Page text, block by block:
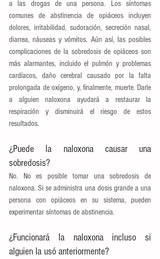
a las drogas de una persona. Los síntomas
comunes de abstinencia de opiáceos incluyen
dolores, irritabilidad, sudoración, secreción nasal,
diarrea, náuseas y vómitos. Aún así, las posibles
complicaciones de la sobredosis de opiáceos son
más alarmantes, incluido el pulmón y problemas
cardíacos, daño cerebral causado por la falta
prolongada de oxígeno, y, finalmente, muerte. Darle
a alguien naloxona ayudará a restaurar la
respiración y disminuirá el riesgo de estos
resultados.
¿Puede la naloxona causar una
sobredosis?
No. No es posible tomar una sobredosis de
naloxona. Si se administra una dosis grande a una
persona con opiáceos en su sistema, pueden
experimentar síntomas de abstinencia.
¿Funcionará la naloxona incluso si
alguien la usó anteriormente?